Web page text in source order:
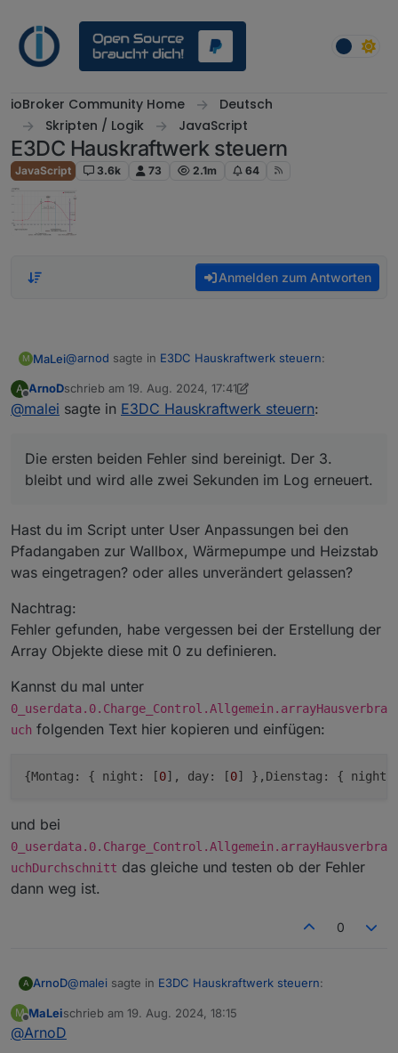
ioBroker Community Home
Deutsch
Skripten / Logik
JavaScript
E3DC Hauskraftwerk steuern
JavaScript 3.6k 73 2.1m 64
Anmelden zum Antworten
M MaLei@arnod sagte in E3DC Hauskraftwerk steuern:
/opt/iobroker/HistoryPV_Leistung
Die ersten beiden Fehler sind bereinigt. Der 3. bleibt
und wird alle zwei Sekunden im Log erneuert.
Das Format der Autonomiezeit ist noch nicht perfekt. Bei
A
Offline
ArnoDschrieb am 19. Aug. 2024, 17:41
zuletzt editiert von ArnoD
@malei sagte in E3DC Hauskraftwerk steuern:
Die ersten beiden Fehler sind bereinigt. Der 3.
bleibt und wird alle zwei Sekunden im Log erneuert.
Hast du im Script unter User Anpassungen bei den
Pfadangaben zur Wallbox, Wärmepumpe und Heizstab
was eingetragen? oder alles unverändert gelassen?
Nachtrag:
Fehler gefunden, habe vergessen bei der Erstellung der
Array Objekte diese mit 0 zu definieren.
Kannst du mal unter
0_userdata.0.Charge_Control.Allgemein.arrayHausverbra
uch folgenden Text hier kopieren und einfügen:
{Montag: { night: [0], day: [0] }, Dienstag: { night:
und bei
0_userdata.0.Charge_Control.Allgemein.arrayHausverbra
uchDurchschnitt das gleiche und testen ob der Fehler
dann weg ist.
0
A ArnoD@malei sagte in E3DC Hauskraftwerk steuern:
M
Offline
MaLeischrieb am 19. Aug. 2024, 18:15
zuletzt editiert von
@ArnoD